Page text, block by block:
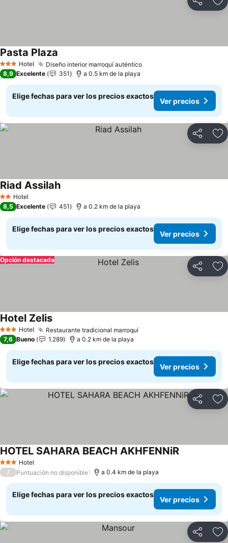
Compartir
3 Estrellas
Hotel Diseño interior marroquí auténtico
Pasta Plaza
8,9 Excelente 351 a 0.5 km de la playa
Elige fechas para ver los precios exactos
Ver precios
Compartir
2 Estrellas
Hotel
Riad Assilah
8,5 Excelente 451 a 0.2 km de la playa
Elige fechas para ver los precios exactos
Ver precios
Compartir
Opción destacada
3 Estrellas
Hotel Restaurante tradicional marroquí
Hotel Zelis
7,6 Bueno 1.289 a 0.2 km de la playa
Elige fechas para ver los precios exactos
Ver precios
Compartir
3 Estrellas
Hotel
HOTEL SAHARA BEACH AKHFENNiR
/ Puntuación no disponible a 0.4 km de la playa
Elige fechas para ver los precios exactos
Ver precios
Compartir